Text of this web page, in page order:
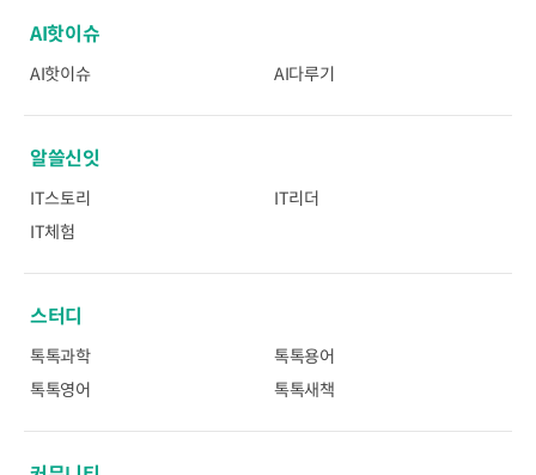
AI핫이슈
AI핫이슈 AI다루기
알쓸신잇
IT스토리
IT리더
IT체험
스터디
톡톡과학
톡톡용어
톡톡영어
톡톡새책